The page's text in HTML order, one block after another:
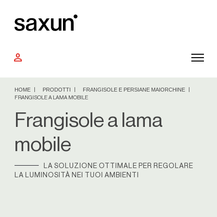
person
HOME PRODOTTI FRANGISOLE E PERSIANE MAIORCHINE
FRANGISOLE A LAMA MOBILE
Frangisole a lama
mobile
LA SOLUZIONE OTTIMALE PER REGOLARE
LA LUMINOSITÀ NEI TUOI AMBIENTI